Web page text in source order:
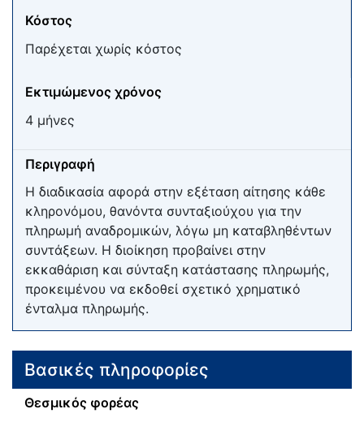
Κόστος
Παρέχεται χωρίς κόστος
Εκτιμώμενος χρόνος
4 μήνες
Περιγραφή
Η διαδικασία αφορά στην εξέταση αίτησης κάθε
κληρονόμου, θανόντα συνταξιούχου για την
πληρωμή αναδρομικών, λόγω μη καταβληθέντων
συντάξεων. Η διοίκηση προβαίνει στην
εκκαθάριση και σύνταξη κατάστασης πληρωμής,
προκειμένου να εκδοθεί σχετικό χρηματικό
ένταλμα πληρωμής.
Βασικές πληροφορίες
Θεσμικός φορέας